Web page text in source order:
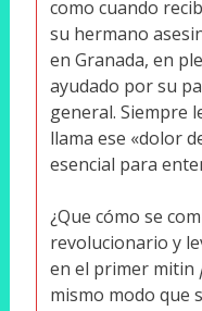
como cuando
su hermano
en Granada, en
ayudado por su
general. Siempre
llama ese «dolor
esencial para
¿Que cómo se
revolucionario y
en el primer mitin
mismo modo que